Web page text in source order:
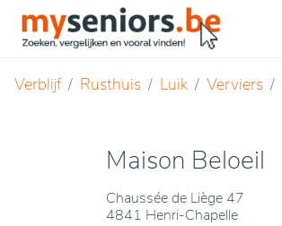
Verblijf Rusthuis Luik Verviers
Maison Beloeil
Chaussée de Liège 47
4841 Henri-Chapelle